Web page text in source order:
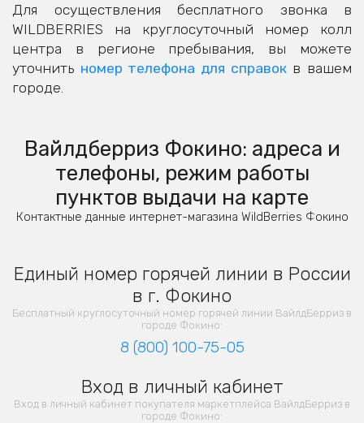
Для осуществления бесплатного звонка в
WILDBERRIES на круглосуточный номер колл
центра в регионе пребывания, вы можете
уточнить номер телефона для справокв вашем
городе.
Вайлдберриз Фокино: адреса и
телефоны, режим работы
пунктов выдачи на карте
Контактные данные интернет-магазина WildBerries Фокино
Единый номер горячей линии в России
в г. Фокино
Бесплатный круглосуточный номер горячей линии ВайлдБерриз в
городе Фокино:
8 (800) 100-75-05
Вход в личный кабинет
Вход в личный кабинет покупателя маркетплейса ВайлдБерриз в
городе Фокино: